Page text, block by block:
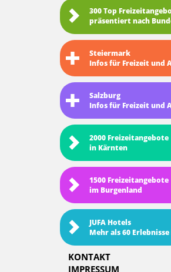
300 Top
präsentiert nach
Steiermark
Infos für Freizeit und
Salzburg
Infos für Freizeit und
2000 Freizeitangebote
in Kärnten
1500 Freizeitangebote
im Burgenland
JUFA Hotels
Mehr als 60
KONTAKT
IMPRESSUM